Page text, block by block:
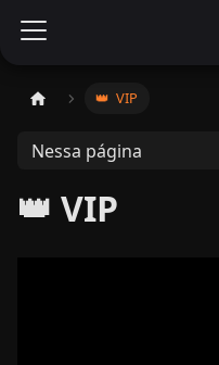
👑 ​ VIP
Nessa página
👑 VIP